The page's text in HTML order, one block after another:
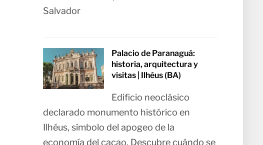
Salvador
Palacio de Paranaguá:
historia, arquitectura y
visitas | Ilhéus (BA)
Edificio neoclásico
declarado monumento histórico en
Ilhéus, símbolo del apogeo de la
economía del cacao. Descubre cuándo se